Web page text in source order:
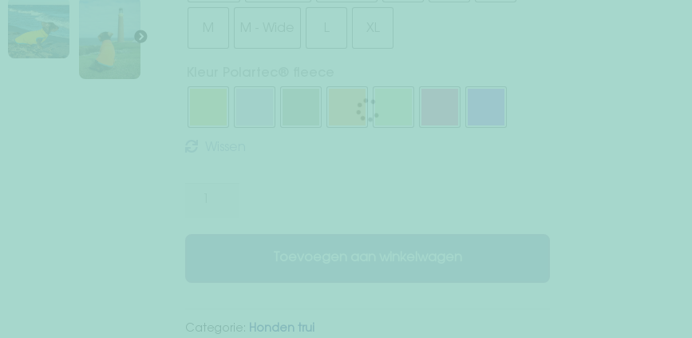
Categorie: Honden trui